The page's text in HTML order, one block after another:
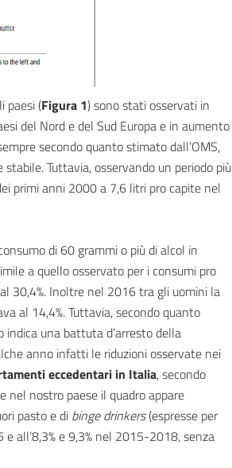
paesi (Figura 1) sono stati osservati in
del Nord e del Sud Europa e in aumento
secondo quanto stimato dall’OMS,
Tuttavia, osservando un periodo più
primi anni 2000 a 7,6 litri pro capite nel
di 60 grammi o più di alcol in
a quello osservato per i consumi pro
30,4%. Inoltre nel 2016 tra gli uomini la
al 14,4%. Tuttavia, secondo quanto
una battuta d’arresto della
anno infatti le riduzioni osservate nei
eccedentari in Italia, secondo
nel nostro paese il quadro appare
pasto e di binge drinkers(espresse per
all’8,3% e 9,3% nel 2015-2018, senza